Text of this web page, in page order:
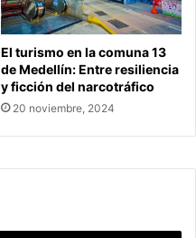
El turismo en la comuna 13
de Medellín: Entre resiliencia
y ficción del narcotráfico
20 noviembre, 2024